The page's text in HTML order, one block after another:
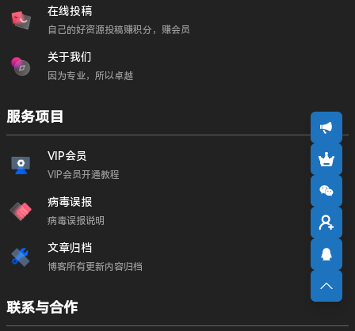
在线投稿
自己的好资源投稿赚积分，赚会员
关于我们
因为专业，所以卓越
服务项目
VIP会员
VIP会员开通教程
病毒误报
病毒误报说明
文章归档
博客所有更新内容归档
联系与合作